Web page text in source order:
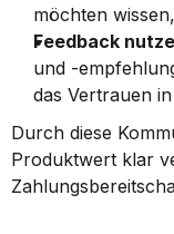
möchten
Feedback
und -
das Vertrauen
Durch diese
Produktwert klar